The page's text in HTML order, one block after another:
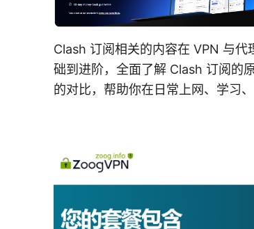
Clash 订阅相关的内容在 VPN 与
础到进阶，全面了解 Clash 订阅的
的对比，帮助你在日常上网、学习